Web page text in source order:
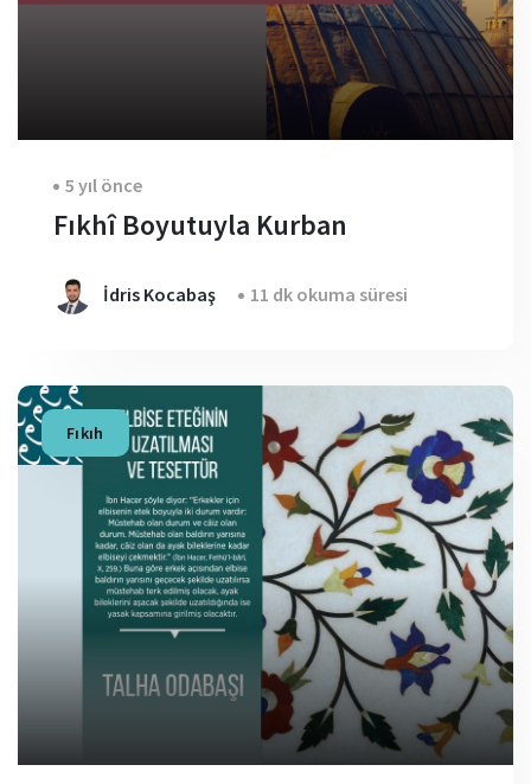
5 yıl önce
Fıkhî Boyutuyla Kurban
İdris Kocabaş 11 dk okuma süresi
Fıkıh